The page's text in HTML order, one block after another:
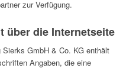
zur Verfügung.
über die Internetseite
GmbH & Co. KG enthält
Angaben, die eine